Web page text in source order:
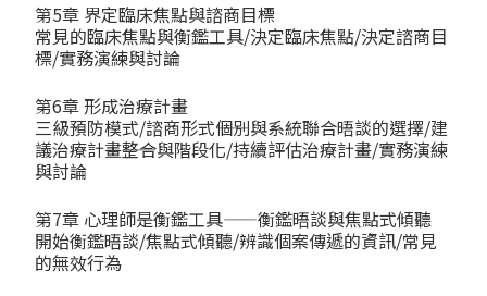
第5章 界定臨床焦點與諮商目標
常見的臨床焦點與衡鑑工具/決定臨床焦點/決定諮商目
標/實務演練與討論
第6章 形成治療計畫
三級預防模式/諮商形式――個別與系統聯合晤談的選擇/建
議治療計畫――整合與階段化/持續評估治療計畫/實務演練
與討論
第7章 心理師是衡鑑工具——衡鑑晤談與焦點式傾聽
開始衡鑑晤談/焦點式傾聽/辨識個案傳遞的資訊/常見
的無效行為